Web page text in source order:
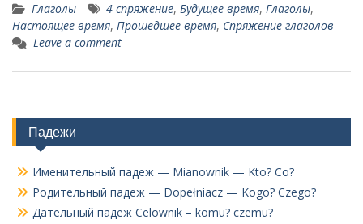
Глаголы 4 спряжение, Будущее время, Глаголы,
Настоящее время, Прошедшее время, Спряжение глаголов
Leave a comment
Падежи
Именительный падеж — Mianownik — Kto? Co?
Родительный падеж — Dopełniacz — Kogo? Czego?
Дательный падеж Celownik – komu? czemu?